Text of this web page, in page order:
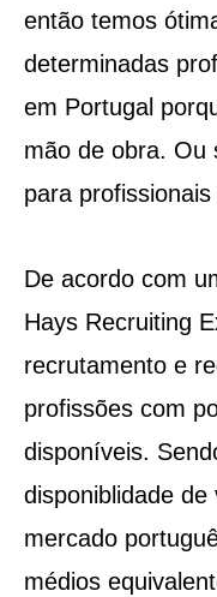
então temos
determinadas
em Portugal
mão de obra. Ou
para
De acordo com
Hays Recruiting
recrutamento e
profissões com
disponíveis.
disponiblidade
mercado
médios